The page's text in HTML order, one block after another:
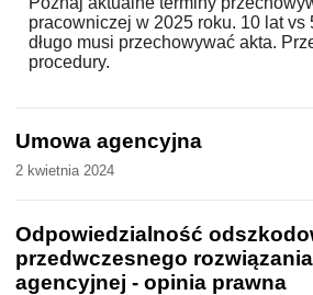
pracowniczej w 2025 roku. 10 lat vs
długo musi przechowywać akta.
procedury.
Umowa agencyjna
2 kwietnia 2024
Odpowiedzialność
przedwczesnego
agencyjnej - opinia prawna